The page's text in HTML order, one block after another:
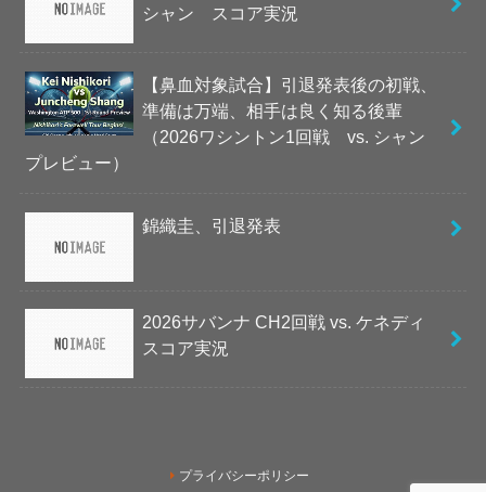
シャン スコア実況
【鼻血対象試合】引退発表後の初戦、
準備は万端、相手は良く知る後輩
（2026ワシントン1回戦 vs. シャン
プレビュー）
錦織圭、引退発表
2026サバンナ CH2回戦 vs. ケネディ
スコア実況
プライバシーポリシー